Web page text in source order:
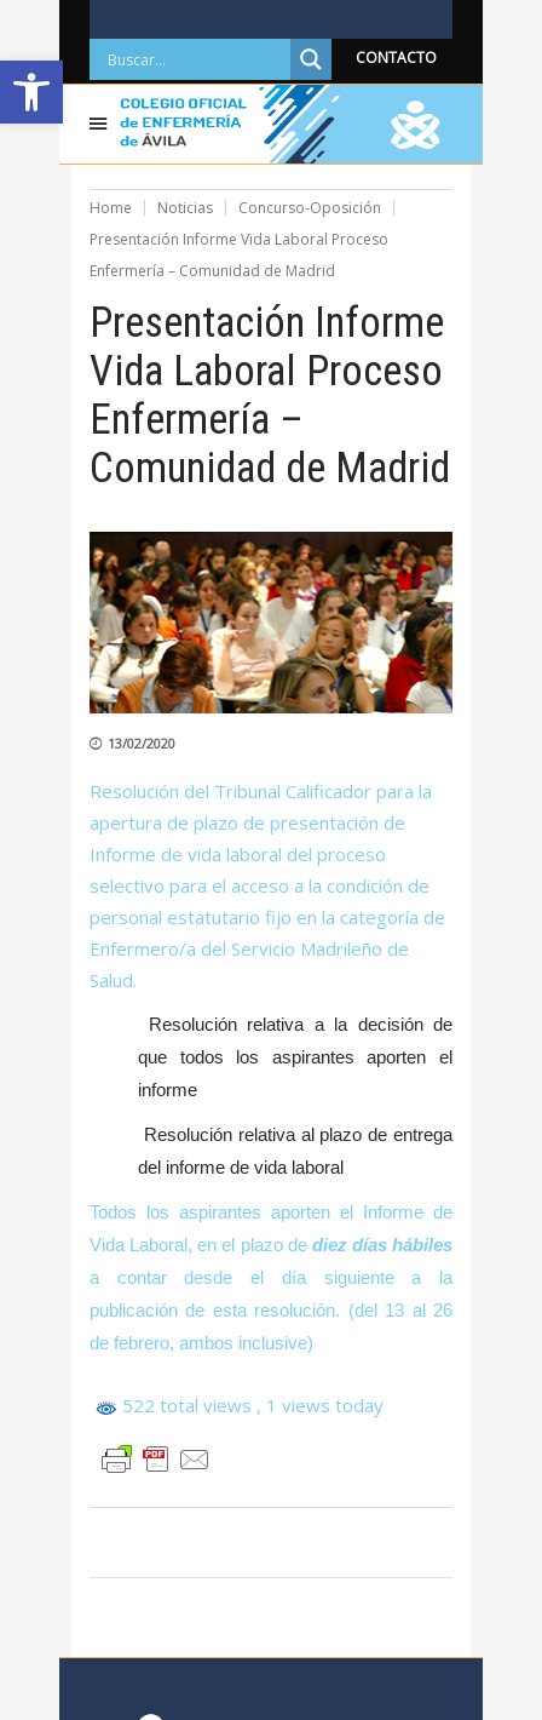
Abrir barra de herramientas CONTACTO
Home Noticias
Concurso-Oposición
Presentación Informe Vida Laboral Proceso
Enfermería – Comunidad de Madrid
Presentación Informe
Vida Laboral Proceso
Enfermería –
Comunidad de Madrid
13/02/2020
Resolución del Tribunal Calificador para la
apertura de plazo de presentación de
Informe de vida laboral del proceso
selectivo para el acceso a la condición de
personal estatutario fijo en la categoría de
Enfermero/a del Servicio Madrileño de
Salud.
Resolución relativa a la decisión de
que todos los aspirantes aporten el
informe
Resolución relativa al plazo de entrega
del informe de vida laboral
Todos los aspirantes aporten el Informe de
Vida Laboral, en el plazo de diez días hábiles
a contar desde el día siguiente a la
publicación de esta resolución. (del 13 al 26
de febrero, ambos inclusive)
522 total views , 1 views today